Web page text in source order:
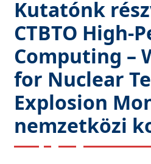
Kutatónk
CTBTO High-
Computing –
for Nuclear
Explosion
nemzetközi